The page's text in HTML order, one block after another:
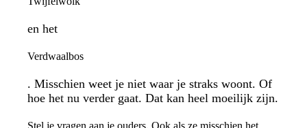
en het
Verdwaalbos
. Misschien weet je niet waar je straks woont. Of
hoe het nu verder gaat. Dat kan heel moeilijk zijn.
Stel je vragen aan je ouders. Ook als ze misschien het